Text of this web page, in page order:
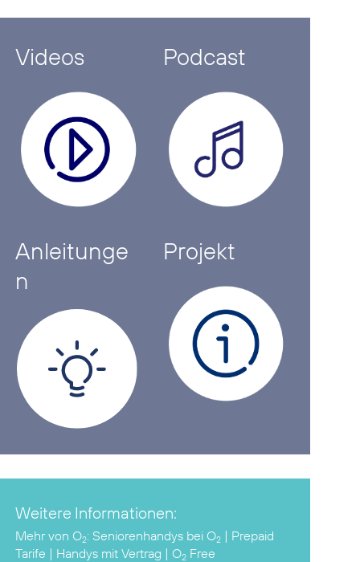
Videos Podcast
Anleitunge
n
Projekt
Weitere Informationen:
Mehr von O2:Seniorenhandys bei O2 | Prepaid
Tarife | Handys mit Vertrag | O2 Free